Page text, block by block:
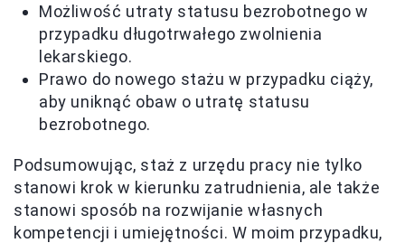
Możliwość utraty statusu bezrobotnego w
przypadku długotrwałego zwolnienia
lekarskiego.
Prawo do nowego stażu w przypadku ciąży,
aby uniknąć obaw o utratę statusu
bezrobotnego.
Podsumowując, staż z urzędu pracy nie tylko
stanowi krok w kierunku zatrudnienia, ale także
stanowi sposób na rozwijanie własnych
kompetencji i umiejętności. W moim przypadku,